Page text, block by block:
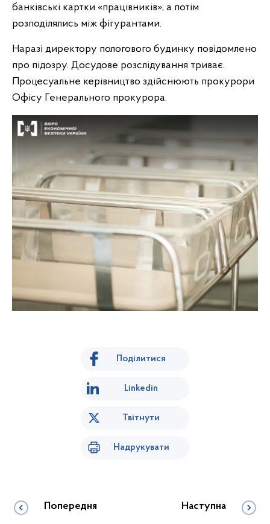
банківські картки «працівників», а потім
розподілялись між фігурантами.
Наразі директору пологового будинку повідомлено
про підозру. Досудове розслідування триває.
Процесуальне керівництво здійснюють прокурори
Офісу Генерального прокурора.
Поділитися
Linkedin
Твітнути
Надрукувати
Попередня Наступна